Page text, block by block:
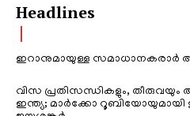
Headlines
ഇറാനുമായുള്ള സമാധാനകരാർ
വിസ പ്രതിസന്ധികളും, തീരുവയും
ഇന്ത്യ; മാർക്കോ റൂബിയോയുമായി